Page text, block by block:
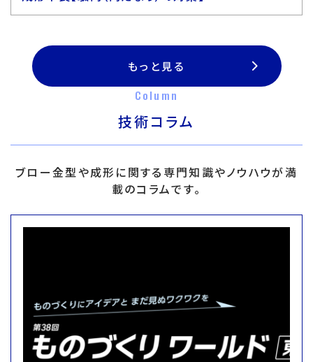
もっと見る
Column
技術コラム
ブロー金型や成形に関する専門知識やノウハウが満
載のコラムです。